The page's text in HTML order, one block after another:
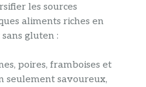
les sources
aliments riches en
gluten :
poires, framboises et
seulement savoureux,